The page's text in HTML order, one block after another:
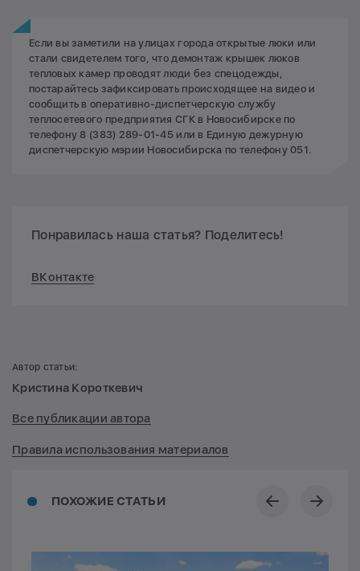
Если вы заметили на улицах города открытые люки или
стали свидетелем того, что демонтаж крышек люков
тепловых камер проводят люди без спецодежды,
постарайтесь зафиксировать происходящее на видео и
сообщить в оперативно-диспетчерскую службу
теплосетевого предприятия СГК в Новосибирске по
телефону 8 (383) 289-01-45 или в Единую дежурную
диспетчерскую мэрии Новосибирска по телефону 051.
Понравилась наша статья? Поделитесь!
ВКонтакте
ПОХОЖИЕ СТАТЬИ
Автор статьи:
Кристина Короткевич
Все публикации автора
Правила использования материалов